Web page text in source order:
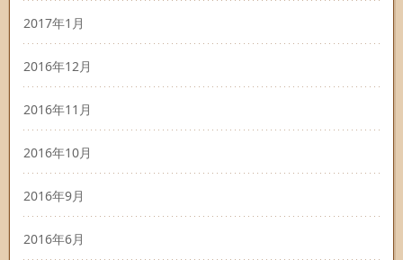
2017年1月
2016年12月
2016年11月
2016年10月
2016年9月
2016年6月